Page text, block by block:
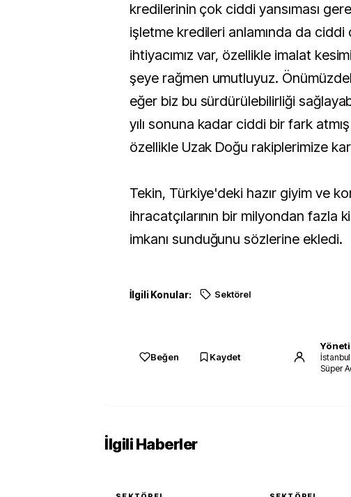
kredilerinin çok ciddi yansıması
işletme kredileri anlamında da ciddi
ihtiyacımız var, özellikle imalat
şeye rağmen umutluyuz.
eğer biz bu sürdürülebilirliği
yılı sonuna kadar ciddi bir fark
özellikle Uzak Doğu rakiplerimize
Tekin, Türkiye'deki hazır giyim ve
ihracatçılarının bir milyondan fazla
imkanı sunduğunu sözlerine ekledi.
İlgili Konular: Sektörel
Beğen Kaydet
Süper
İlgili Haberler